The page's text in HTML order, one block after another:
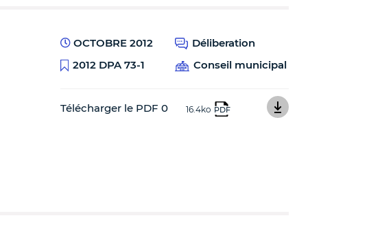
OCTOBRE 2012
Déliberation
2012 DPA 73-1
Conseil municipal
Télécharger le PDF 0 16.4ko PDF